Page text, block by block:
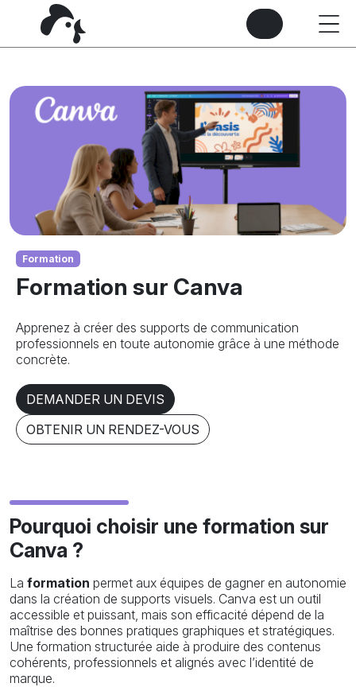
Formation
Formation sur Canva
Apprenez à créer des supports de communication
professionnels en toute autonomie grâce à une méthode
concrète.
DEMANDER UN DEVIS
OBTENIR UN RENDEZ-VOUS
Pourquoi choisir une formation sur
Canva ?
La formation permet aux équipes de gagner en autonomie
dans la création de supports visuels. Canva est un outil
accessible et puissant, mais son efficacité dépend de la
maîtrise des bonnes pratiques graphiques et stratégiques.
Une formation structurée aide à produire des contenus
cohérents, professionnels et alignés avec l’identité de
marque.